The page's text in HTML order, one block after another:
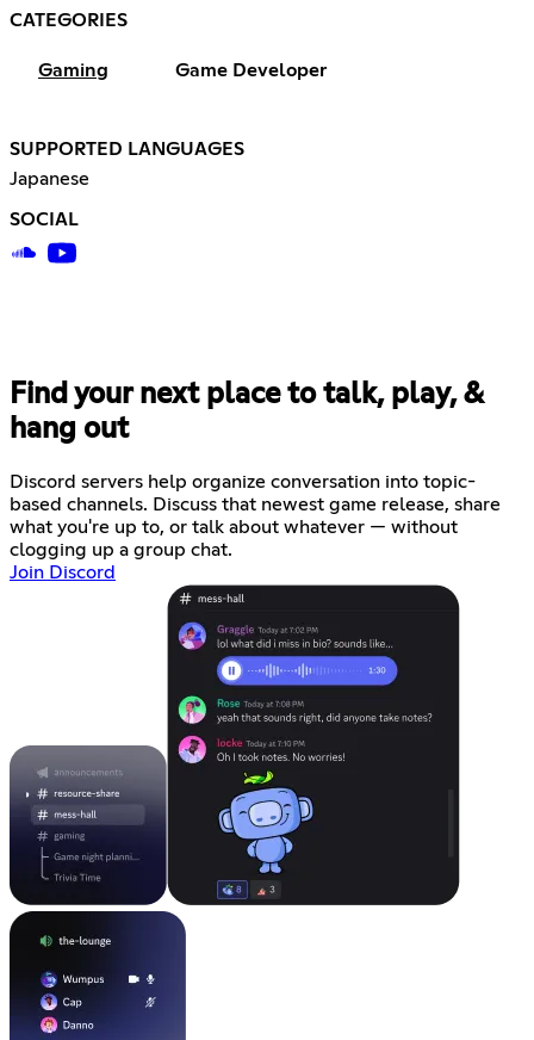
CATEGORIES
Gaming Game Developer
SUPPORTED LANGUAGES
Japanese
SOCIAL
Find your next place to talk, play, &
hang out
Discord servers help organize conversation into topic-
based channels. Discuss that newest game release, share
what you're up to, or talk about whatever — without
clogging up a group chat.
Join Discord